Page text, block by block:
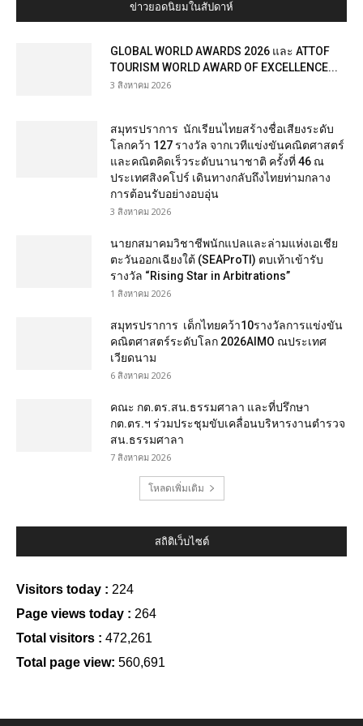
ข่าวยอดนิยมในสัปดาห์
GLOBAL WORLD AWARDS 2026 และ ATTOF
TOURISM WORLD AWARD OF EXCELLENCE...
3 สิงหาคม 2026
สมุทรปราการ นักเรียนไทยสร้างชื่อเสียงระดับ
โลกคว้า 127 รางวัล จากเวทีแข่งขันคณิตศาสตร์
และคณิตคิดเร็วระดับนานาชาติ ครั้งที่ 46 ณ
ประเทศสิงคโปร์ เดินทางกลับถึงไทยท่ามกลาง
การต้อนรับอย่างอบอุ่น
3 สิงหาคม 2026
นายกสมาคมวิชาชีพนักแปลและล่ามแห่งเอเชีย
ตะวันออกเฉียงใต้ (SEAProTI) ตบเท้าเข้ารับ
รางวัล “Rising Star in Arbitrations”
1 สิงหาคม 2026
สมุทรปราการ เด็กไทยคว้า10รางวัลการแข่งขัน
คณิตศาสตร์ระดับโลก 2026AIMO ณประเทศ
เวียดนาม
6 สิงหาคม 2026
คณะ กต.ตร.สน.ธรรมศาลา และที่ปรึกษา
กต.ตร.ฯ ร่วมประชุมขับเคลื่อนบริหารงานตำรวจ
สน.ธรรมศาลา
7 สิงหาคม 2026
โหลดเพิ่มเติม
สถิติเว็บไซต์
Visitors today : 224
Page views today : 264
Total visitors : 472,261
Total page view: 560,691